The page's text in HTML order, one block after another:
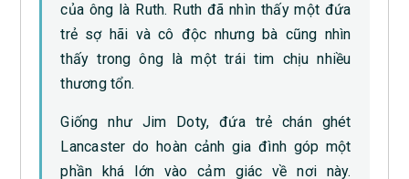
của ông là Ruth. Ruth đã nhìn thấy một đứa
trẻ sợ hãi và cô độc nhưng bà cũng nhìn
thấy trong ông là một trái tim chịu nhiều
thương tổn.
Giống như Jim Doty, đứa trẻ chán ghét
Lancaster do hoàn cảnh gia đình góp một
phần khá lớn vào cảm giác về nơi này.